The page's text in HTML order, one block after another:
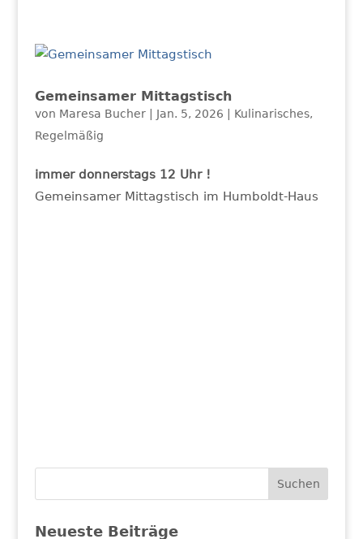
Gemeinsamer Mittagstisch
von Maresa Bucher| Jan. 5, 2026 Kulinarisches,
Regelmäßig
immer donnerstags 12 Uhr !
Gemeinsamer Mittagstisch im Humboldt-Haus
Neueste Beiträge